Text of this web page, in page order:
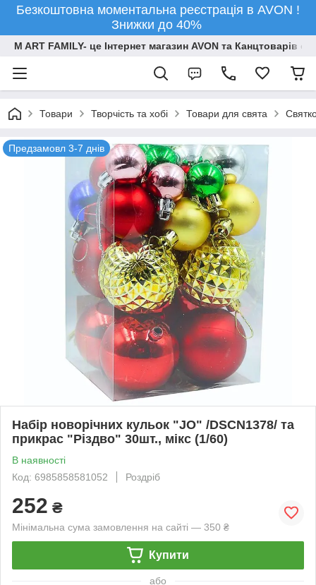
Безкоштовна моментальна реєстрація в AVON !
Знижки до 40%
M ART FAMILY- це Інтернет магазин AVON та Канцтоварів
Товари Творчiсть та хобi Товари для свята
Предзамовл 3-7 днів
Набір новорічних кульок "JO" /DSCN1378/ та
прикрас "Різдво" 30шт., мікс (1/60)
В наявності
Код: 6985858581052
Роздріб
252 ₴
Мінімальна сума замовлення на сайті — 350 ₴
Купити
або